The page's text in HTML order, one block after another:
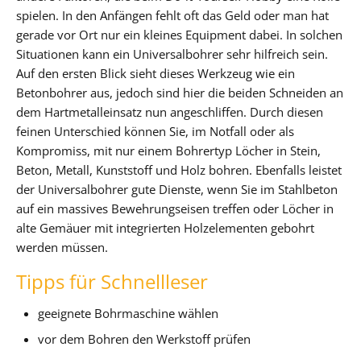
spielen. In den Anfängen fehlt oft das Geld oder man hat
gerade vor Ort nur ein kleines Equipment dabei. In solchen
Situationen kann ein Universalbohrer sehr hilfreich sein.
Auf den ersten Blick sieht dieses Werkzeug wie ein
Betonbohrer aus, jedoch sind hier die beiden Schneiden an
dem Hartmetalleinsatz nun angeschliffen. Durch diesen
feinen Unterschied können Sie, im Notfall oder als
Kompromiss, mit nur einem Bohrertyp Löcher in Stein,
Beton, Metall, Kunststoff und Holz bohren. Ebenfalls leistet
der Universalbohrer gute Dienste, wenn Sie im Stahlbeton
auf ein massives Bewehrungseisen treffen oder Löcher in
alte Gemäuer mit integrierten Holzelementen gebohrt
werden müssen.
Tipps für Schnellleser
geeignete Bohrmaschine wählen
vor dem Bohren den Werkstoff prüfen